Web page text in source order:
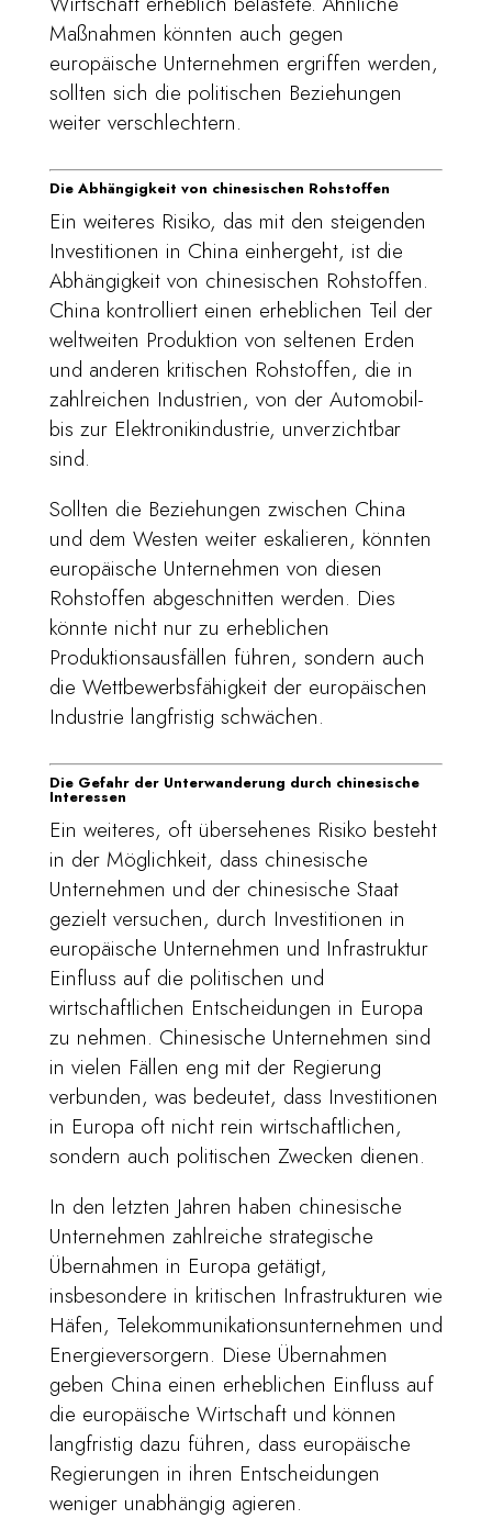
Maßnahmen könnten auch gegen
europäische Unternehmen ergriffen werden,
sollten sich die politischen Beziehungen
weiter verschlechtern.
Die Abhängigkeit von chinesischen Rohstoffen
Ein weiteres Risiko, das mit den steigenden
Investitionen in China einhergeht, ist die
Abhängigkeit von chinesischen Rohstoffen.
China kontrolliert einen erheblichen Teil der
weltweiten Produktion von seltenen Erden
und anderen kritischen Rohstoffen, die in
zahlreichen Industrien, von der Automobil-
bis zur Elektronikindustrie, unverzichtbar
sind.
Sollten die Beziehungen zwischen China
und dem Westen weiter eskalieren, könnten
europäische Unternehmen von diesen
Rohstoffen abgeschnitten werden. Dies
könnte nicht nur zu erheblichen
Produktionsausfällen führen, sondern auch
die Wettbewerbsfähigkeit der europäischen
Industrie langfristig schwächen.
Die Gefahr der Unterwanderung durch chinesische
Interessen
Ein weiteres, oft übersehenes Risiko besteht
in der Möglichkeit, dass chinesische
Unternehmen und der chinesische Staat
gezielt versuchen, durch Investitionen in
europäische Unternehmen und Infrastruktur
Einfluss auf die politischen und
wirtschaftlichen Entscheidungen in Europa
zu nehmen. Chinesische Unternehmen sind
in vielen Fällen eng mit der Regierung
verbunden, was bedeutet, dass Investitionen
in Europa oft nicht rein wirtschaftlichen,
sondern auch politischen Zwecken dienen.
In den letzten Jahren haben chinesische
Unternehmen zahlreiche strategische
Übernahmen in Europa getätigt,
insbesondere in kritischen Infrastrukturen wie
Häfen, Telekommunikationsunternehmen und
Energieversorgern. Diese Übernahmen
geben China einen erheblichen Einfluss auf
die europäische Wirtschaft und können
langfristig dazu führen, dass europäische
Regierungen in ihren Entscheidungen
weniger unabhängig agieren.